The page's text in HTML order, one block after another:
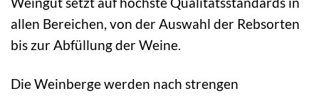
allen Bereichen, von der Auswahl der Rebsorten
bis zur Abfüllung der Weine.
Die Weinberge werden nach strengen